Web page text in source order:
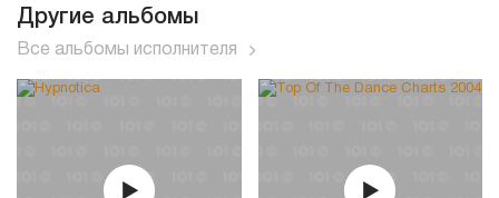
Другие альбомы
Все альбомы исполнителя